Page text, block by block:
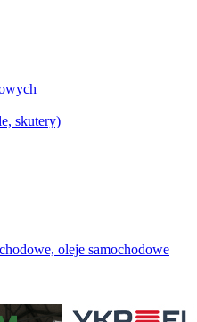
skutery)
oleje samochodowe